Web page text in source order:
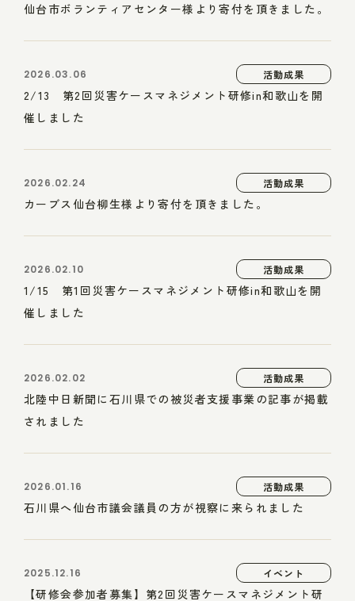
仙台市ボランティアセンター様より寄付を頂きました。
2026.03.06 活動成果
2/13 第2回災害ケースマネジメント研修in和歌山を開
催しました
2026.02.24 活動成果
カーブス仙台柳生様より寄付を頂きました。
2026.02.10 活動成果
1/15 第1回災害ケースマネジメント研修in和歌山を開
催しました
2026.02.02 活動成果
北陸中日新聞に石川県での被災者支援事業の記事が掲載
されました
2026.01.16 活動成果
石川県へ仙台市議会議員の方が視察に来られました
2025.12.16 イベント
【研修会参加者募集】第2回災害ケースマネジメント研